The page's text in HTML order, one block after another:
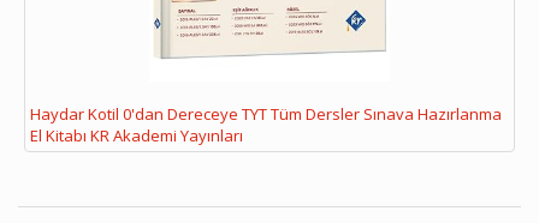
Haydar Kotil 0'dan Dereceye TYT Tüm Dersler Sınava Hazırlanma
El Kitabı KR Akademi Yayınları